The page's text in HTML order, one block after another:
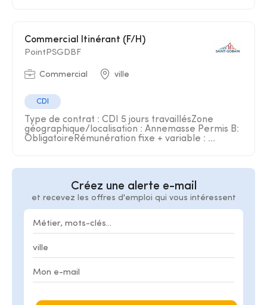
Commercial Itinérant (F/H)
PointPSGDBF
Commercial ville
CDI
Type de contrat : CDI 5 jours travaillésZone
géographique/localisation : Annemasse Permis B:
ObligatoireRémunération fixe + variable : ...
Créez une alerte e-mail
et recevez les offres d'emploi qui vous intéressent